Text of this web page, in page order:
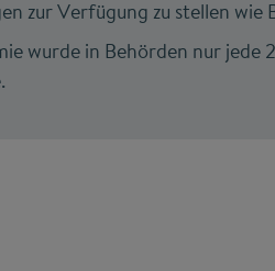
zur Verfügung zu stellen wie
wurde in Behörden nur